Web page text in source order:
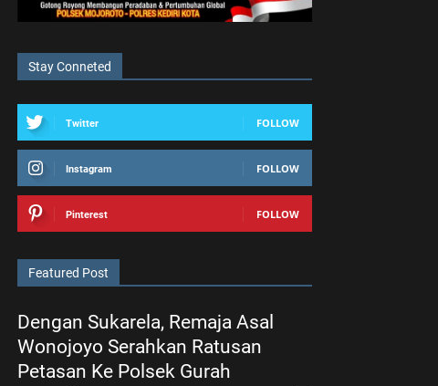
Stay Conneted
Twitter FOLLOW
Instagram FOLLOW
Pinterest FOLLOW
Featured Post
Dengan Sukarela, Remaja Asal
Wonojoyo Serahkan Ratusan
Petasan Ke Polsek Gurah